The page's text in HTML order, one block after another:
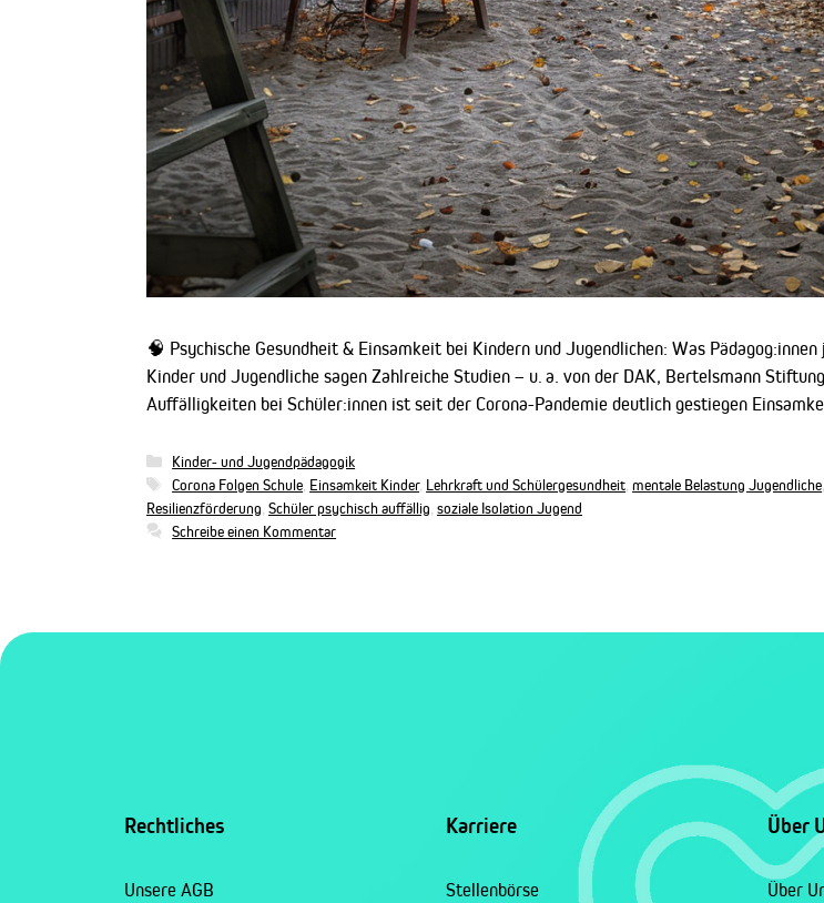
🧠 Psychische Gesundheit & Einsamkeit bei Kindern und Jugendlichen: Was
Kinder und Jugendliche sagen Zahlreiche Studien – u. a. von der DAK, Bertelsmann
Auffälligkeiten bei Schüler:innen ist seit der Corona-Pandemie deutlich gestiegen
Kategorien
Kinder- und Jugendpädagogik
Schlagwörter
Corona Folgen Schule Einsamkeit Kinder, Lehrkraft und Schülergesundheit ,mentale Belastung Jugendliche
Resilienzförderung Schüler psychisch auffällig soziale Isolation Jugend
Schreibe einen Kommentar
Rechtliches
Unsere AGB
Karriere
Stellenbörse
Über
Über